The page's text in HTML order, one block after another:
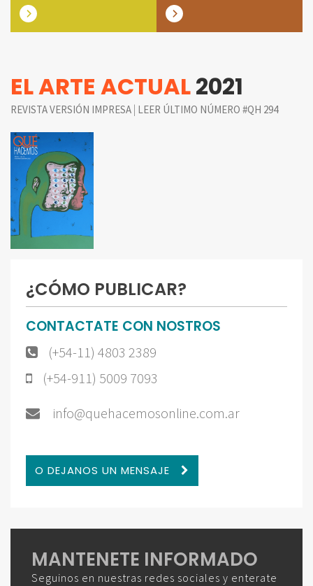
EL ARTE ACTUAL2021
REVISTA VERSIÓN IMPRESA | LEER ÚLTIMO NÚMERO #QH 294
¿CÓMO PUBLICAR?
CONTACTATE CON NOSTROS
(+54-11) 4803 2389
(+54-911) 5009 7093
info@quehacemosonline.com.ar
O DEJANOS UN MENSAJE
MANTENETE INFORMADO
Seguinos en nuestras redes sociales y enterate